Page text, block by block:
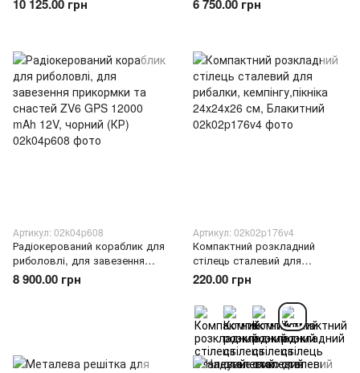
жовтий корпус(КР)
10 125.00 грн
Z08 12000 mAh 7.4V,
6 750.00 грн
Артикул: 02k04p608
Радіокерований кораблик для
риболовлі, для завезення
прикормки та снастей ZV6
GPS 12000 mAh 12V, чорний
8 900.00 грн
Артикул: 02k02p176v4
Компактний розкладний
стілець сталевий для
рибалки, кемпінгу,пікніка
24х24х26 см, Блакитний
220.00 грн